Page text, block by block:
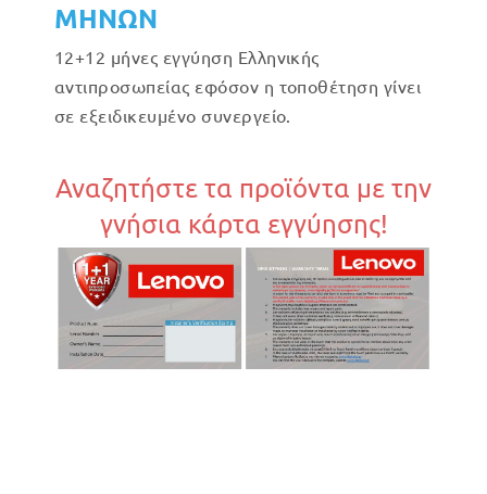
ΜΗΝΩΝ
12+12 μήνες εγγύηση Ελληνικής
αντιπροσωπείας εφόσον η τοποθέτηση γίνει
σε εξειδικευμένο συνεργείο.
Αναζητήστε τα προϊόντα με την
γνήσια κάρτα εγγύησης!